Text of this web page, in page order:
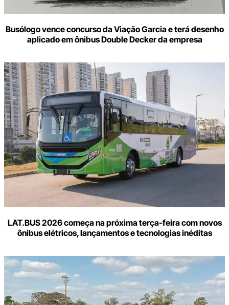
Busólogo vence concurso da Viação Garcia e terá desenho
aplicado em ônibus Double Decker da empresa
LAT.BUS 2026 começa na próxima terça-feira com novos
ônibus elétricos, lançamentos e tecnologias inéditas